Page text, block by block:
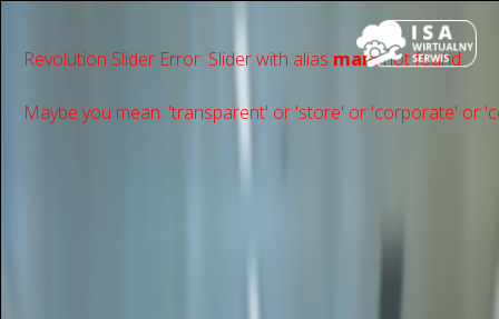
Revolution Slider Error: Slider with alias mainnot found.
Maybe you mean: 'transparent' or 'store' or 'сorporate' or